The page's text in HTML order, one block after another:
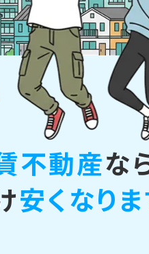
不動産な
安くなりま